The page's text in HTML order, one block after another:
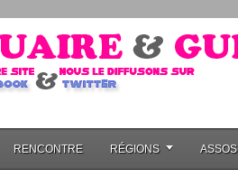
RENCONTRE RÉGIONS ASSOS